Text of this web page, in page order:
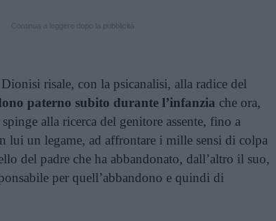
risale, con la psicanalisi, alla radice del
paterno subito durante l’infanzia che ora,
alla ricerca del genitore assente, fino a
lui un legame, ad affrontare i mille sensi di colpa
del padre che ha abbandonato, dall’altro il suo,
per quell’abbandono e quindi di